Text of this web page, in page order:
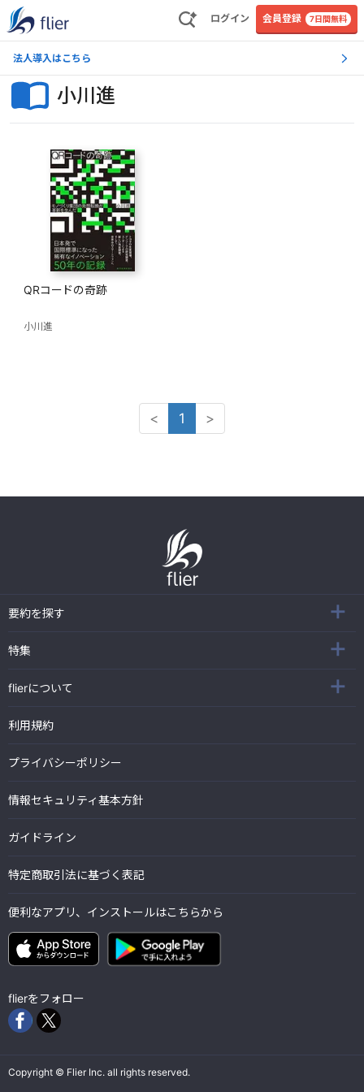
ログイン 会員登録 7日間無料
法人導入はこちら
小川進
QRコードの奇跡
小川進
< 1 >
要約を探す
特集
flierについて
利用規約
プライバシーポリシー
情報セキュリティ基本方針
ガイドライン
特定商取引法に基づく表記
便利なアプリ、インストールはこちらから
flierをフォロー
Copyright © Flier Inc. all rights reserved.